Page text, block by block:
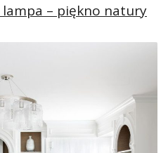
– piękno natury